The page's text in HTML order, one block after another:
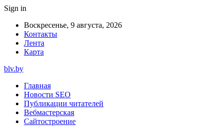
Sign in
Воскресенье, 9 августа, 2026
Контакты
Лента
Карта
blv.by
Главная
Новости SEO
Публикации читателей
Вебмастерская
Сайтостроение